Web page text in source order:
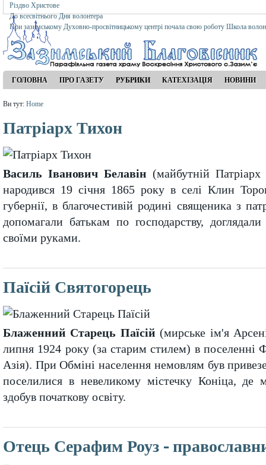
Різдво Христове
До всесвітнього Дня волонтера
При зазимському Духовно-просвітницькому центрі почала свою роботу Школа
ГОЛОВНА ПРО ГАЗЕТУ РУБРИКИ КАТЕХІЗАЦІЯ НОВИНИ
Ви тут: Home
Патріарх Тихон
Василь Іванович Белавін (майбутній
народився 19 січня 1865 року в селі Клин
губернії, в благочестивій родині священика з
допомагали батькам по господарству,
своїми руками.
Паїсій Святогорець
Блаженний Старець Паїсій (мирське ім'я
липня 1924 року (за старим стилем) в поселенні
Азія). При Обміні населення немовлям був
поселилися в невеликому містечку Коніца, де
здобув початкову освіту.
Отець Серафим Роуз -